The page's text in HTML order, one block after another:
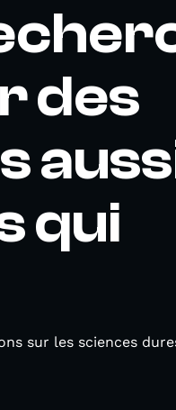
des
qui
sur les sciences